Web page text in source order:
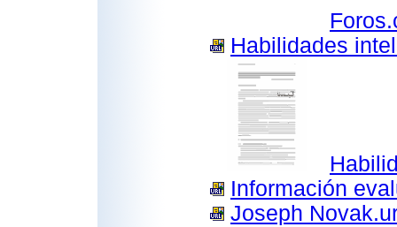
Habilidades
Información
Joseph